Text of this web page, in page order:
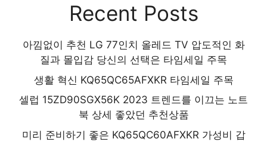
Recent Posts
아낌없이 추천 LG 77인치 올레드 TV 압도적인 화
질과 몰입감 당신의 선택은 타임세일 주목
생활 혁신 KQ65QC65AFXKR 타임세일 주목
셀럽 15ZD90SGX56K 2023 트렌드를 이끄는 노트
북 상세 좋았던 추천상품
미리 준비하기 좋은 KQ65QC60AFXKR 가성비 갑